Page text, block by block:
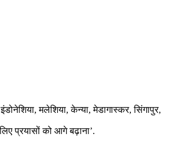
मलेशिया, केन्या, मेडागास्कर, सिंगापुर,
प्रयासों को आगे बढ़ाना’.